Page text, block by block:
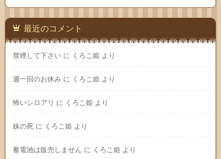
最近のコメント
禁煙して下さい に くろこ姫 より
週一回のお休み に くろこ姫 より
怖いシロアリ に くろこ姫 より
妹の死 に くろこ姫 より
蓄電池は販売しません に くろこ姫 より